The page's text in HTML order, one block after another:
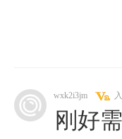
wxk2i3jm
刚好